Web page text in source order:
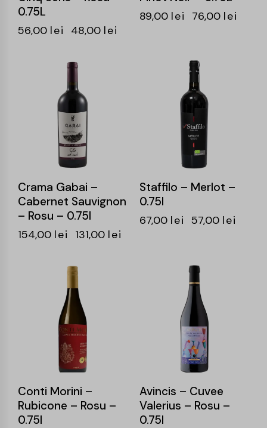
0.75L
56,00 lei 48,00 lei
89,00 lei 76,00 lei
Crama Gabai –
Cabernet Sauvignon
– Rosu – 0.75l
154,00 lei 131,00 lei
Staffilo – Merlot –
0.75l
67,00 lei 57,00 lei
Conti Morini –
Rubicone – Rosu –
0.75l
Avincis – Cuvee
Valerius – Rosu –
0.75l